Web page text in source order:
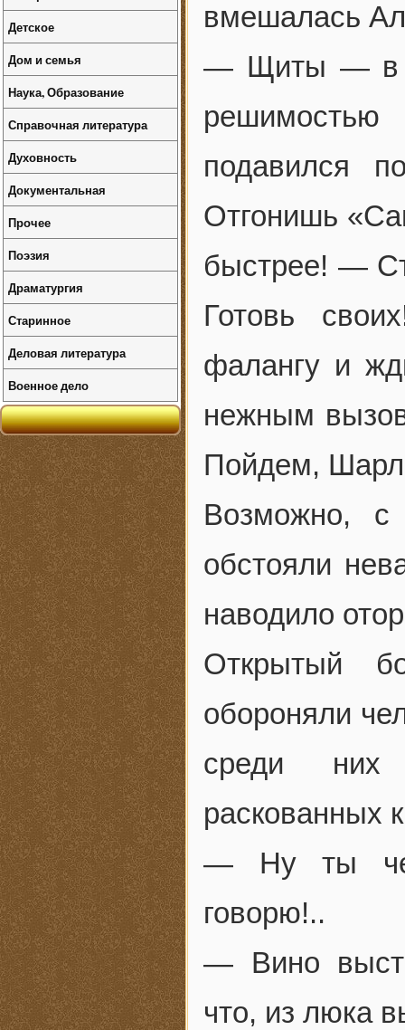
вмешалась
— Щиты — в
подавился
Отгонишь
быстрее! —
Готовь
фалангу и
нежным
Пойдем,
Возможно,
обстояли
наводило
Открытый
обороняли
среди них
раскованных
— Ну ты
говорю!..
— Вино
что, из люка
Детское
Дом и семья
Наука, Образование
Справочная литература
Духовность
Документальная
Прочее
Поэзия
Драматургия
Старинное
Деловая литература
Военное дело